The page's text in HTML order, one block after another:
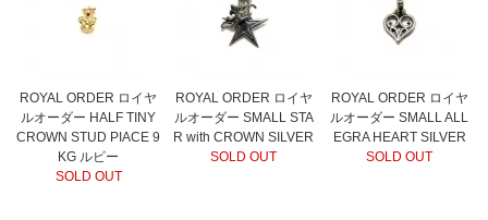
ROYAL ORDER ロイヤ
ルオーダー HALF TINY
CROWN STUD PIACE 9
KG ルビー
SOLD OUT
ROYAL ORDER ロイヤ
ルオーダー SMALL STA
R with CROWN SILVER
SOLD OUT
ROYAL ORDER ロイヤ
ルオーダー SMALL ALL
EGRA HEART SILVER
SOLD OUT